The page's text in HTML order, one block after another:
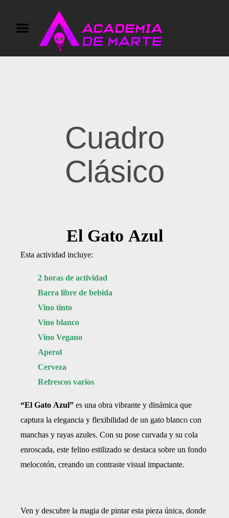
Cuadro
Clásico
El Gato Azul
Esta actividad incluye:
2 horas de actividad
Barra libre de bebida
Vino tinto
Vino blanco
Vino Vegano
Aperol
Cerveza
Refrescos varios
“El Gato Azul” es una obra vibrante y dinámica que
captura la elegancia y flexibilidad de un gato blanco con
manchas y rayas azules. Con su pose curvada y su cola
enroscada, este felino estilizado se destaca sobre un fondo
melocotón, creando un contraste visual impactante.
Ven y descubre la magia de pintar esta pieza única, donde
Actividades
Calendario y Galerias